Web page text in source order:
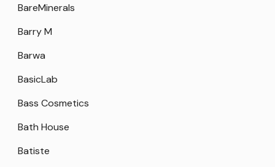
BareMinerals
Barry M
Barwa
BasicLab
Bass Cosmetics
Bath House
Batiste